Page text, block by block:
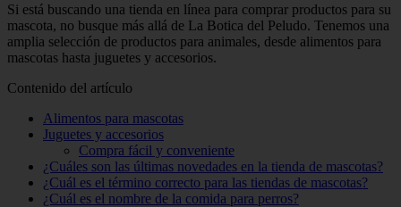
Si está buscando una tienda en línea para comprar productos para su
mascota, no busque más allá de La Botica del Peludo. Tenemos una
amplia selección de productos para animales, desde alimentos para
mascotas hasta juguetes y accesorios.
Contenido del artículo
Alimentos para mascotas
Juguetes y accesorios
Compra fácil y conveniente
¿Cuáles son las últimas novedades en la tienda de mascotas?
¿Cuál es el término correcto para las tiendas de mascotas?
¿Cuál es el nombre de la comida para perros?